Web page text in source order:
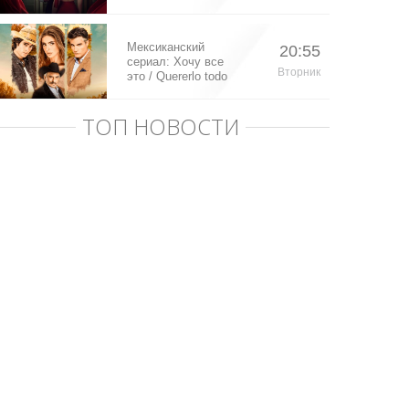
Мексиканский
сериал: Хочу все
это / Quererlo todo
20:55
Вторник
ТОП НОВОСТИ